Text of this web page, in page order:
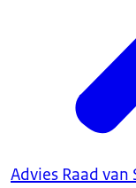
Advies Raad